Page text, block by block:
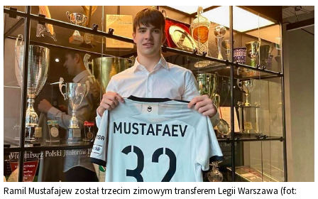
Ramil Mustafajew został trzecim zimowym transferem Legii Warszawa (fot: